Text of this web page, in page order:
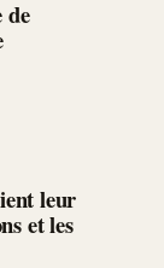
de
leur
et les